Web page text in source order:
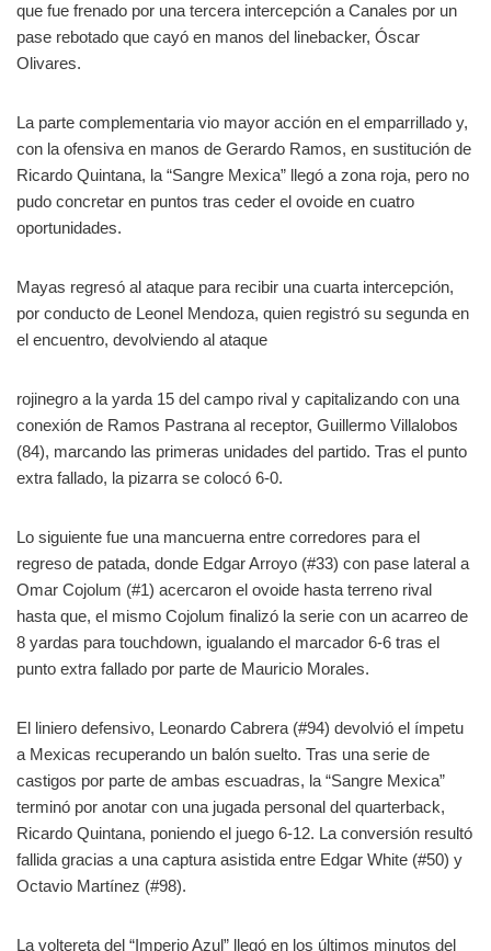
que fue frenado por una tercera intercepción a Canales por un
pase rebotado que cayó en manos del linebacker, Óscar
Olivares.
La parte complementaria vio mayor acción en el emparrillado y,
con la ofensiva en manos de Gerardo Ramos, en sustitución de
Ricardo Quintana, la “Sangre Mexica” llegó a zona roja, pero no
pudo concretar en puntos tras ceder el ovoide en cuatro
oportunidades.
Mayas regresó al ataque para recibir una cuarta intercepción,
por conducto de Leonel Mendoza, quien registró su segunda en
el encuentro, devolviendo al ataque
rojinegro a la yarda 15 del campo rival y capitalizando con una
conexión de Ramos Pastrana al receptor, Guillermo Villalobos
(84), marcando las primeras unidades del partido. Tras el punto
extra fallado, la pizarra se colocó 6-0.
Lo siguiente fue una mancuerna entre corredores para el
regreso de patada, donde Edgar Arroyo (#33) con pase lateral a
Omar Cojolum (#1) acercaron el ovoide hasta terreno rival
hasta que, el mismo Cojolum finalizó la serie con un acarreo de
8 yardas para touchdown, igualando el marcador 6-6 tras el
punto extra fallado por parte de Mauricio Morales.
El liniero defensivo, Leonardo Cabrera (#94) devolvió el ímpetu
a Mexicas recuperando un balón suelto. Tras una serie de
castigos por parte de ambas escuadras, la “Sangre Mexica”
terminó por anotar con una jugada personal del quarterback,
Ricardo Quintana, poniendo el juego 6-12. La conversión resultó
fallida gracias a una captura asistida entre Edgar White (#50) y
Octavio Martínez (#98).
La voltereta del “Imperio Azul” llegó en los últimos minutos del